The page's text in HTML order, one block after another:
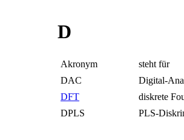
D
Akronym steht für
DAC
Digital-
DFT
diskrete
DPLS
PLS-